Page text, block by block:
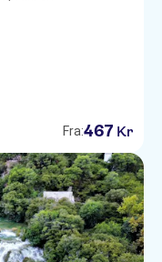
Fra:467 Kr